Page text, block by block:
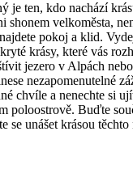
je ten, kdo nachází
shonem velkoměsta,
pokoj a klid.
krásy, které vás
jezero v Alpách
nezapomenutelné
chvíle a nenechte si
poloostrově. Buďte
se unášet krásou